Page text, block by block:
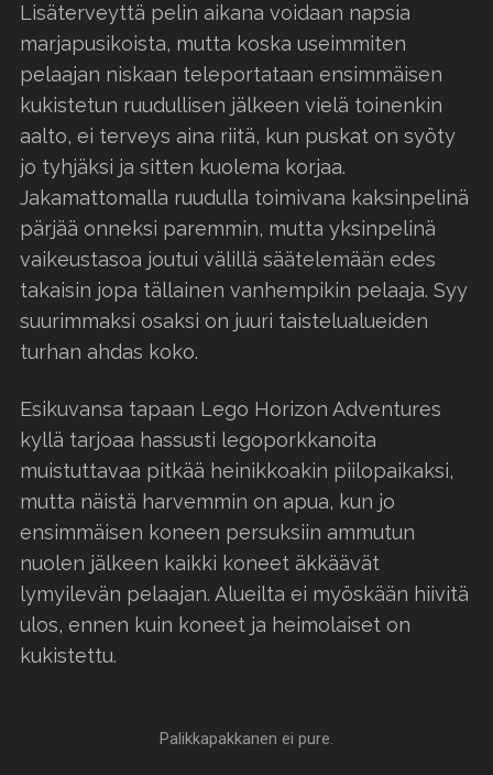
Lisäterveyttä pelin aikana voidaan napsia
marjapusikoista, mutta koska useimmiten
pelaajan niskaan teleportataan ensimmäisen
kukistetun ruudullisen jälkeen vielä toinenkin
aalto, ei terveys aina riitä, kun puskat on syöty
jo tyhjäksi ja sitten kuolema korjaa.
Jakamattomalla ruudulla toimivana kaksinpelinä
pärjää onneksi paremmin, mutta yksinpelinä
vaikeustasoa joutui välillä säätelemään edes
takaisin jopa tällainen vanhempikin pelaaja. Syy
suurimmaksi osaksi on juuri taistelualueiden
turhan ahdas koko.
Esikuvansa tapaan Lego Horizon Adventures
kyllä tarjoaa hassusti legoporkkanoita
muistuttavaa pitkää heinikkoakin piilopaikaksi,
mutta näistä harvemmin on apua, kun jo
ensimmäisen koneen persuksiin ammutun
nuolen jälkeen kaikki koneet äkkäävät
lymyilevän pelaajan. Alueilta ei myöskään hiivitä
ulos, ennen kuin koneet ja heimolaiset on
kukistettu.
Palikkapakkanen ei pure.